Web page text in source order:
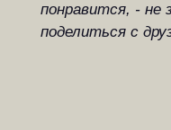
понравится, - не
поделиться с